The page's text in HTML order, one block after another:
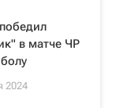
в матче ЧР
2024